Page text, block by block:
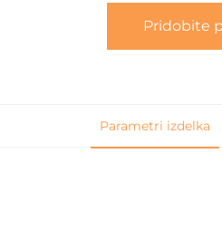
Pridobite
Parametri izdelka